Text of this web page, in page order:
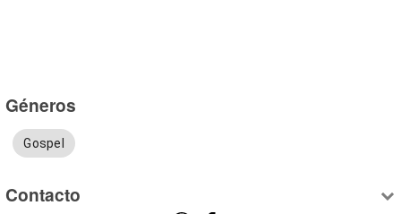
Géneros
Gospel
Contacto